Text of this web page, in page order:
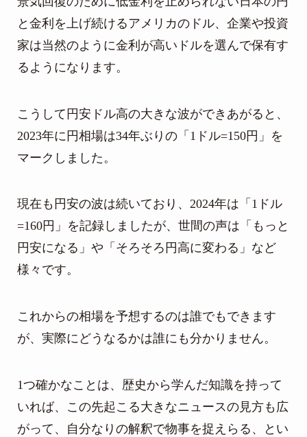
と金利を上げ続けるアメリカのドル、企業や投資
家は当然のように金利が高いドルを選んで保有す
るようになります。
こうして円安ドル高の大きな波ができあがると、
2023年に円相場は34年ぶりの「1ドル=150円」を
マークしました。
現在も円安の波は続いており、2024年は「1ドル
=160円」を記録しましたが、世間の声は「もっと
円安になる」や「そろそろ円高に変わる」など
様々です。
これからの相場を予想するのは誰でもできます
が、実際にどうなるかは誰にも分かりません。
1つ確かなことは、歴史から学んだ知識を持って
いれば、この先起こる大きなニュースの見方も広
がって、自分なりの解釈で物事を捉えらる、とい